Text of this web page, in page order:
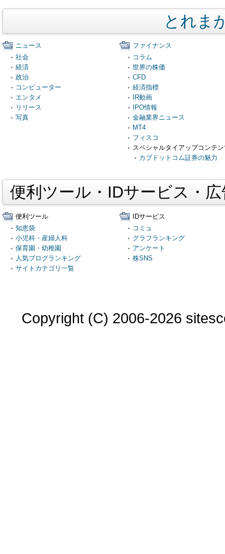
とれま
ニュース
社会
経済
政治
コンピューター
エンタメ
リリース
写真
ファイナンス
コラム
世界の株価
CFD
経済指標
IR動画
IPO情報
金融業界ニュース
MT4
フィスコ
スペシャルタイアップコンテ
カブドットコム証券の魅力
便利ツール・IDサービス・
便利ツール
知恵袋
小児科・産婦人科
保育園・幼稚園
人気ブログランキング
サイトカテゴリ一覧
IDサービス
コミュ
グラフランキング
アンケート
株SNS
Copyright (C) 2006-2026